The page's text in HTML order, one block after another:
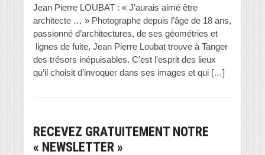
Jean Pierre LOUBAT : « J’aurais aimé être
architecte … » Photographe depuis l’âge de 18 ans,
passionné d’architectures, de ses géométries et
lignes de fuite, Jean Pierre Loubat trouve à Tanger
des trésors inépuisables. C’est l’esprit des lieux
qu’il choisit d’invoquer dans ses images et qui […]
RECEVEZ GRATUITEMENT NOTRE
« NEWSLETTER »